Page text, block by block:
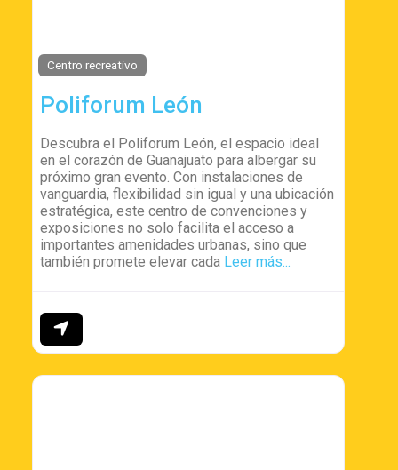
Centro recreativo
Poliforum León
Descubra el Poliforum León, el espacio ideal
en el corazón de Guanajuato para albergar su
próximo gran evento. Con instalaciones de
vanguardia, flexibilidad sin igual y una ubicación
estratégica, este centro de convenciones y
exposiciones no solo facilita el acceso a
importantes amenidades urbanas, sino que
también promete elevar cada Leer más...